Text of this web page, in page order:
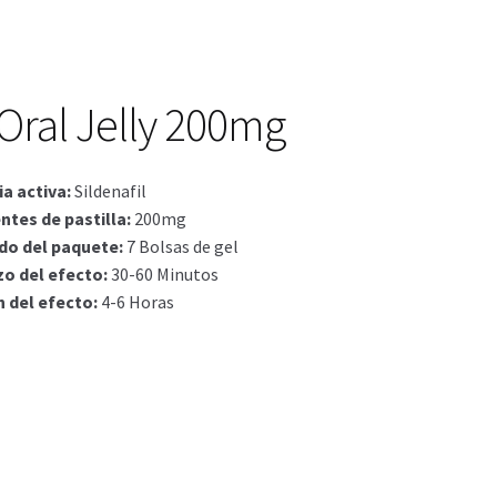
Jelly 200mg
activa:Sildenafil
de pastilla: 200mg
del paquete: 7 Bolsas de gel
del efecto:30-60 Minutos
del efecto: 4-6 Horas